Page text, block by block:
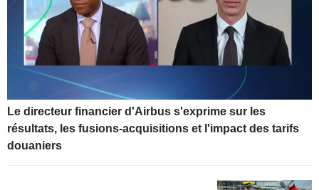
Le directeur financier d'Airbus s'exprime sur les
résultats, les fusions-acquisitions et l'impact des tarifs
douaniers